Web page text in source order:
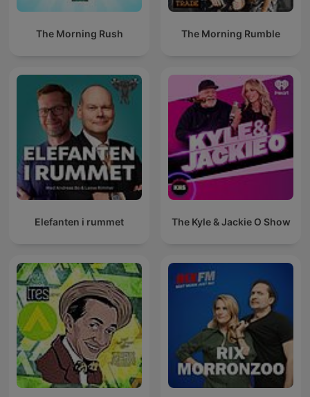
The Morning Rush The Morning Rumble
Elefanten i rummet The Kyle & Jackie O Show